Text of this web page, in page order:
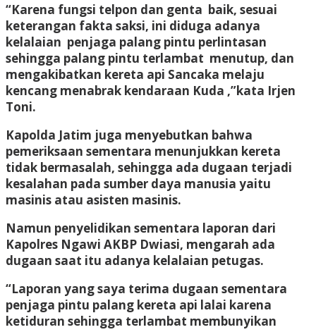
“Karena fungsi telpon dan genta baik, sesuai
keterangan fakta saksi, ini diduga adanya
kelalaian penjaga palang pintu perlintasan
sehingga palang pintu terlambat menutup, dan
mengakibatkan kereta api Sancaka melaju
kencang menabrak kendaraan Kuda ,”kata Irjen
Toni.
Kapolda Jatim juga menyebutkan bahwa
pemeriksaan sementara menunjukkan kereta
tidak bermasalah, sehingga ada dugaan terjadi
kesalahan pada sumber daya manusia yaitu
masinis atau asisten masinis.
Namun penyelidikan sementara laporan dari
Kapolres Ngawi AKBP Dwiasi, mengarah ada
dugaan saat itu adanya kelalaian petugas.
“Laporan yang saya terima dugaan sementara
penjaga pintu palang kereta api lalai karena
ketiduran sehingga terlambat membunyikan